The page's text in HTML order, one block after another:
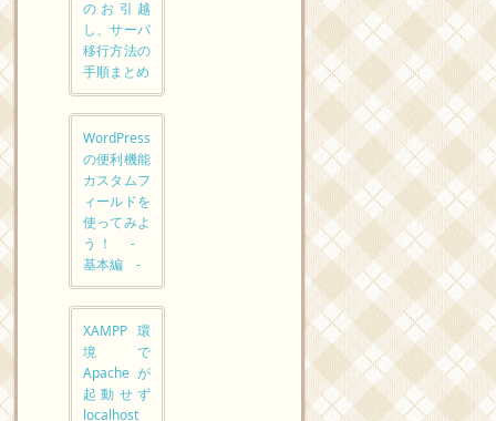
のお引越
し、サーバ
移行方法の
手順まとめ
WordPress
の便利機能
カスタムフ
ィールドを
使ってみよ
う！ -
基本編 -
XAMPP環
境で
Apacheが
起動せず
localhost